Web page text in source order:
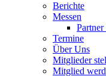
Berichte
Messen
Partner
Termine
Über Uns
Mitglieder
Mitglied